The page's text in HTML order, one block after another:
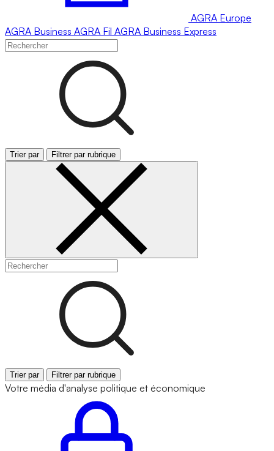
AGRA Europe
AGRA Business AGRA Fil AGRA Business Express
Trier par Filtrer par rubrique
Trier par Filtrer par rubrique
Votre média d'analyse politique et économique